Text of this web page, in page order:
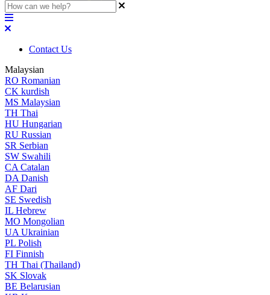
Contact Us
Malaysian
RO Romanian
CK kurdish
MS Malaysian
TH Thai
HU Hungarian
RU Russian
SR Serbian
SW Swahili
CA Catalan
DA Danish
AF Dari
SE Swedish
IL Hebrew
MO Mongolian
UA Ukrainian
PL Polish
FI Finnish
TH Thai (Thailand)
SK Slovak
BE Belarusian